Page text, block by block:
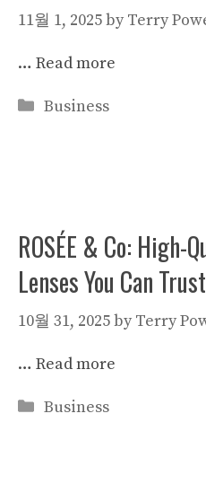
11월 1, 2025by Terry
… Read more
Categories
Business
ROSÉE & Co: High-
Lenses You Can Trust
10월 31, 2025by Terry
… Read more
Categories
Business